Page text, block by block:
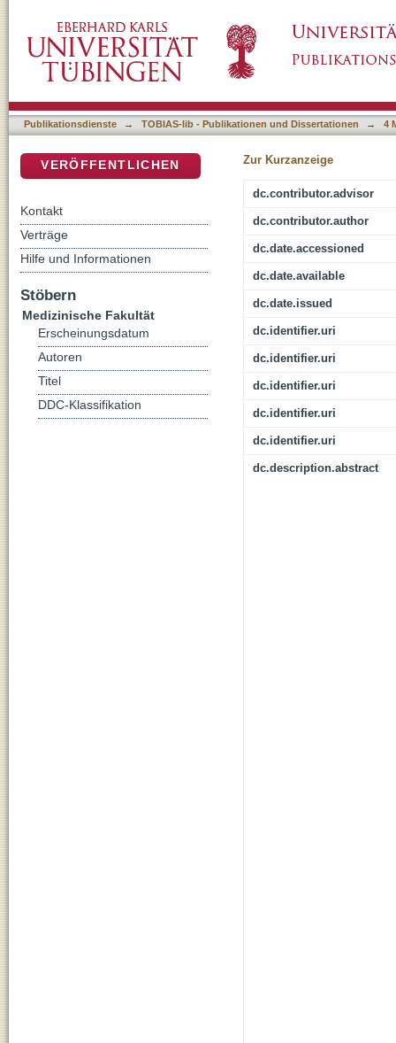
Publikationsdienste → TOBIAS-lib - Publikationen und Dissertationen → 4
Zur Kurzanzeige
dc.contributor.advisor
dc.contributor.author
dc.date.accessioned
dc.date.available
dc.date.issued
dc.identifier.uri
dc.identifier.uri
dc.identifier.uri
dc.identifier.uri
dc.identifier.uri
dc.description.abstract
VERÖFFENTLICHEN
Kontakt
Verträge
Hilfe und Informationen
Stöbern
Medizinische Fakultät
Erscheinungsdatum
Autoren
Titel
DDC-Klassifikation